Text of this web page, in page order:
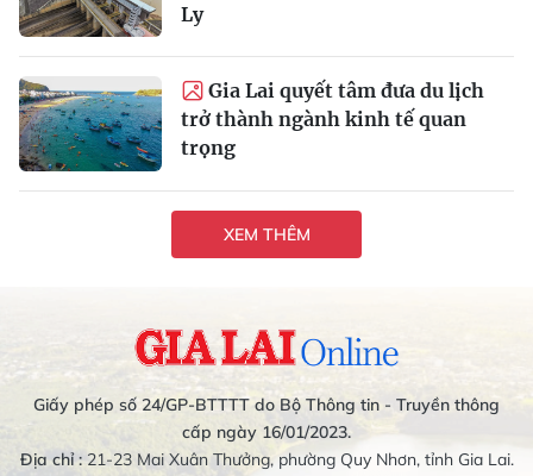
Ly
Gia Lai quyết tâm đưa du lịch
trở thành ngành kinh tế quan
trọng
XEM THÊM
Giấy phép số 24/GP-BTTTT do Bộ Thông tin - Truyền thông
cấp ngày 16/01/2023.
Địa chỉ :21-23 Mai Xuân Thưởng, phường Quy Nhơn, tỉnh Gia Lai.